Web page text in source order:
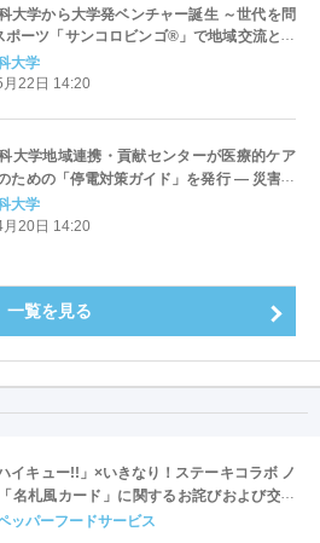
大学から大学発ベンチャー誕生 ～世代を問
ポーツ「サンコロビンゴ®」で地域交流と学
大学
22日 14:20
大学地域連携・貢献センターが医療的ケア
ための「停電対策ガイド」を発行 ― 災害時
と日頃の備えを分かりやすく
大学
20日 14:20
一覧を見る
イキュー!!」×いきなり！ステーキコラボ ノ
名札風カード」に関するお詫びおよび交換
てのご案内
ッパーフードサービス